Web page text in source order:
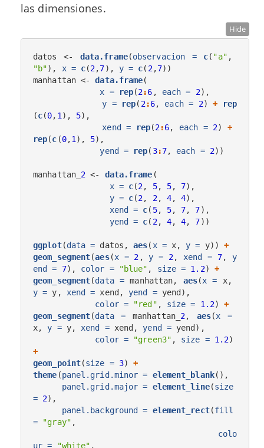
las dimensiones.
Hide
datos <- data.frame(observacion = c( "a"
"b"), x = c(2,7), y = c( 2,7))
manhattan <-
data.frame(
x =
rep(2:6 , each = 2),
y =
rep( 2:6, each = 2) +
rep
(c(0, 1), 5),
xend =
rep(2:6, each = 2) +
rep(c (0,1), 5),
yend =
rep( 3:7, each = 2))
manhattan_ 2 <- data.frame (
x = c(2, 5, 5, 7),
y = c(2, 2, 4, 4),
xend = c( 5, 5, 7, 7),
yend = c( 2, 4, 4, 7))
ggplot(data = datos, aes(x = x, y = y)) +
geom_segment(aes(x = 2 , y = 2, xend = 7, y
end =
7), color = "blue" , size = 1.2) +
geom_segment(data = manhattan, aes(x =
y = y, xend = xend, yend = yend),
color =
"red" , size = 1.2) +
geom_segment(data = manhattan_ 2, aes(x =
x, y = y, xend = xend, yend = yend),
color =
"green3" , size = 1.2
+
geom_point(size = 3) +
theme (panel.grid.minor = element_blank(),
panel.grid.major = element_line(size
= 2),
panel.background = element_rect(fill
=
"gray" ,
colo
ur =
"white" ,